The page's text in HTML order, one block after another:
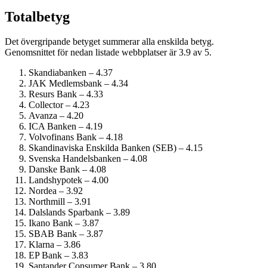
Totalbetyg
Det övergripande betyget summerar alla enskilda betyg.
Genomsnittet för nedan listade webbplatser är 3.9 av 5.
Skandiabanken – 4.37
JAK Medlemsbank – 4.34
Resurs Bank – 4.33
Collector – 4.23
Avanza – 4.20
ICA Banken – 4.19
Volvofinans Bank – 4.18
Skandinaviska Enskilda Banken (SEB) – 4.15
Svenska Handelsbanken – 4.08
Danske Bank – 4.08
Landshypotek – 4.00
Nordea – 3.92
Northmill – 3.91
Dalslands Sparbank – 3.89
Ikano Bank – 3.87
SBAB Bank – 3.87
Klarna – 3.86
EP Bank – 3.83